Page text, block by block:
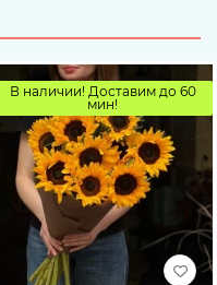
В наличии! Доставим до 60
мин!